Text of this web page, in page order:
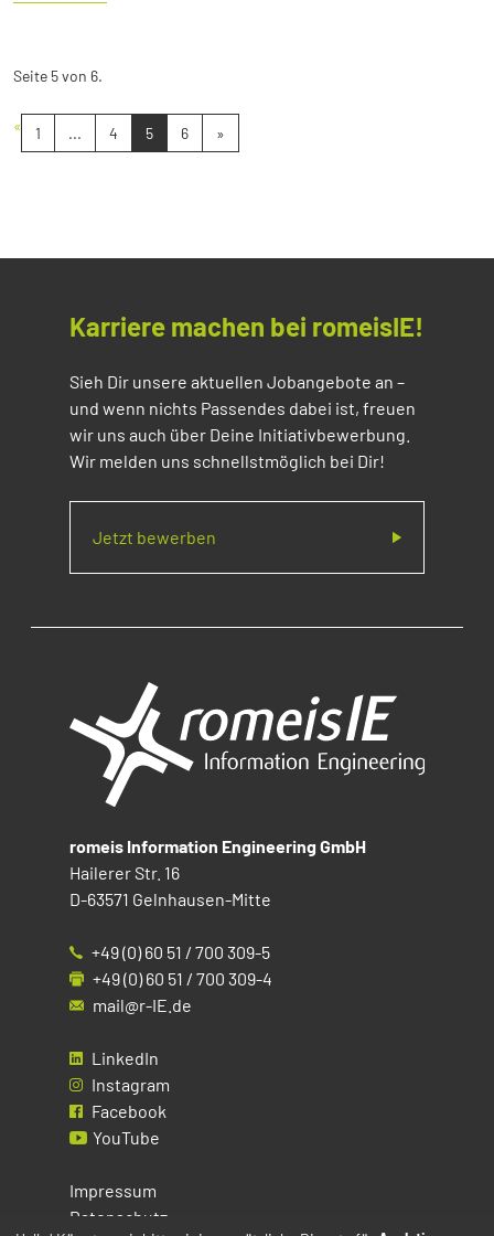
Seite 5 von 6.
« 1 ... 4 5 6 »
Karriere machen bei romeisIE!
Sieh Dir unsere aktuellen Jobangebote an –
und wenn nichts Passendes dabei ist, freuen
wir uns auch über Deine Initiativbewerbung.
Wir melden uns schnellstmöglich bei Dir!
Jetzt bewerben
romeis Information Engineering GmbH
Hailerer Str. 16
D-63571 Gelnhausen-Mitte
+49 (0) 60 51 / 700 309-5
+49 (0) 60 51 / 700 309-4
mail@r-IE.de
LinkedIn
Instagram
Facebook
YouTube
Impressum
Datenschutz